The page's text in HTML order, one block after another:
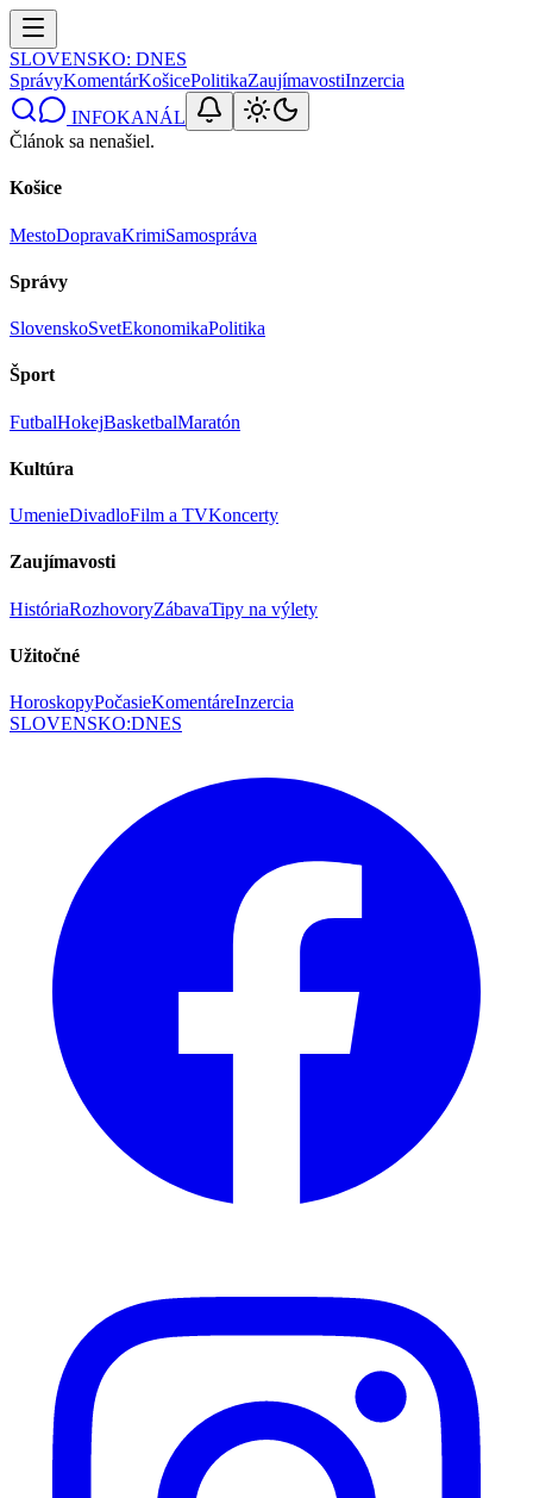
SLOVENSKO: DNES
SprávyKomentárKošicePolitikaZaujímavostiInzercia
INFOKANÁL
Článok sa nenašiel.
Košice
MestoDopravaKrimiSamospráva
Správy
SlovenskoSvetEkonomikaPolitika
Šport
FutbalHokejBasketbalMaratón
Kultúra
UmenieDivadloFilm a TVKoncerty
Zaujímavosti
HistóriaRozhovoryZábavaTipy na výlety
Užitočné
HoroskopyPočasieKomentáreInzercia
SLOVENSKO:DNES